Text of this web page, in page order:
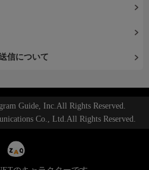
信について
Guide, Inc.All Rights Reserved.
Co., Ltd.All Rights Reserved.